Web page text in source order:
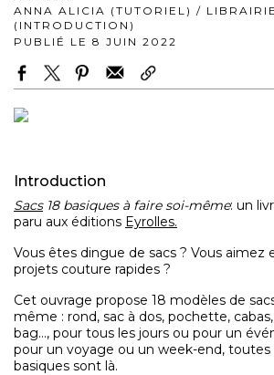
ANNA ALICIA (TUTORIEL) /
(INTRODUCTION)
PUBLIÉ LE 8 JUIN 2022
Introduction
Sacs18 basiques à faire soi-même: un
paru aux éditions Eyrolles.
Vous êtes dingue de sacs ? Vous aimez
projets couture rapides ?
Cet ouvrage propose 18 modèles de
même : rond, sac à dos, pochette,
bag…, pour tous les jours ou pour un
pour un voyage ou un week-end, toutes
basiques sont là.